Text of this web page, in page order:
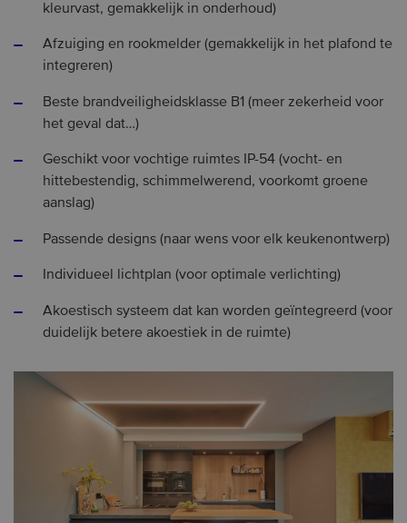
kleurvast, gemakkelijk in onderhoud)
Afzuiging en rookmelder (gemakkelijk in het plafond te
integreren)
Beste brandveiligheidsklasse B1 (meer zekerheid voor
het geval dat…)
Geschikt voor vochtige ruimtes IP-54 (vocht- en
hittebestendig, schimmelwerend, voorkomt groene
aanslag)
Passende designs (naar wens voor elk keukenontwerp)
Individueel lichtplan (voor optimale verlichting)
Akoestisch systeem dat kan worden geïntegreerd (voor
duidelijk betere akoestiek in de ruimte)